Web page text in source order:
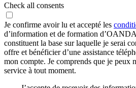
Check all consents
Je confirme avoir lu et accepté les
d’information et de formation
constituent la base sur laquelle je serai
offre et bénéficier d’une assistance
mon compte. Je comprends que je peux
service à tout moment.